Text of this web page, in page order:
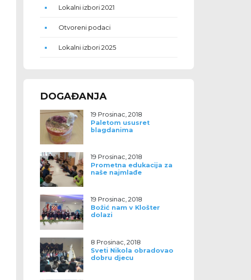
Lokalni izbori 2021
Otvoreni podaci
Lokalni izbori 2025
DOGAĐANJA
19 Prosinac, 2018
Paletom ususret
blagdanima
19 Prosinac, 2018
Prometna edukacija za
naše najmlađe
19 Prosinac, 2018
Božić nam v Klošter
dolazi
8 Prosinac, 2018
Sveti Nikola obradovao
dobru djecu